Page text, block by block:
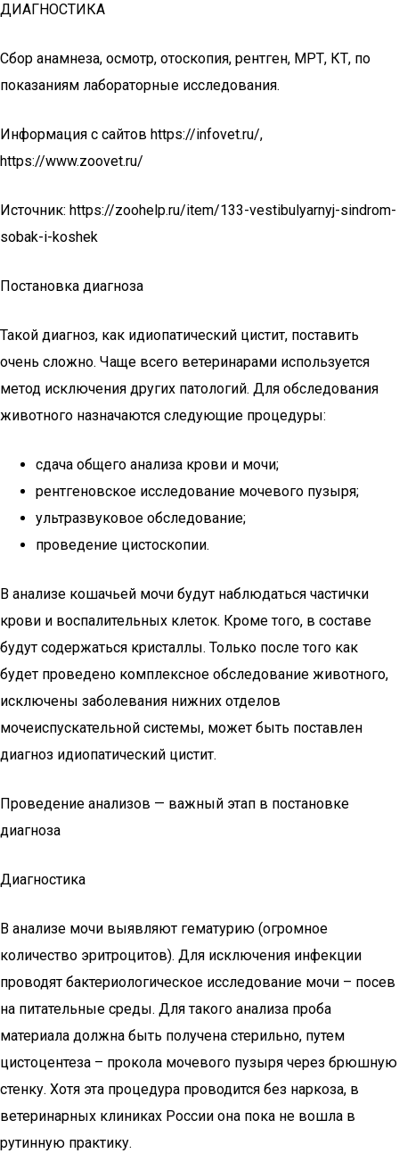
ДИАГНОСТИКА
Сбор анамнеза, осмотр, отоскопия, рентген, МРТ, КТ, по
показаниям лабораторные исследования.
Информация с сайтов https://infovet.ru/,
https://www.zoovet.ru/
Источник: https://zoohelp.ru/item/133-vestibulyarnyj-sindrom-
sobak-i-koshek
Постановка диагноза
Такой диагноз, как идиопатический цистит, поставить
очень сложно. Чаще всего ветеринарами используется
метод исключения других патологий. Для обследования
животного назначаются следующие процедуры:
сдача общего анализа крови и мочи;
рентгеновское исследование мочевого пузыря;
ультразвуковое обследование;
проведение цистоскопии.
В анализе кошачьей мочи будут наблюдаться частички
крови и воспалительных клеток. Кроме того, в составе
будут содержаться кристаллы. Только после того как
будет проведено комплексное обследование животного,
исключены заболевания нижних отделов
мочеиспускательной системы, может быть поставлен
диагноз идиопатический цистит.
Проведение анализов — важный этап в постановке
диагноза
Диагностика
В анализе мочи выявляют гематурию (огромное
количество эритроцитов). Для исключения инфекции
проводят бактериологическое исследование мочи – посев
на питательные среды. Для такого анализа проба
материала должна быть получена стерильно, путем
цистоцентеза – прокола мочевого пузыря через брюшную
стенку. Хотя эта процедура проводится без наркоза, в
ветеринарных клиниках России она пока не вошла в
рутинную практику.